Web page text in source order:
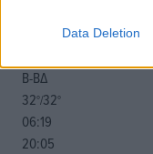
Data Deletion
Β-ΒΔ
32°/32°
06:19
20:05